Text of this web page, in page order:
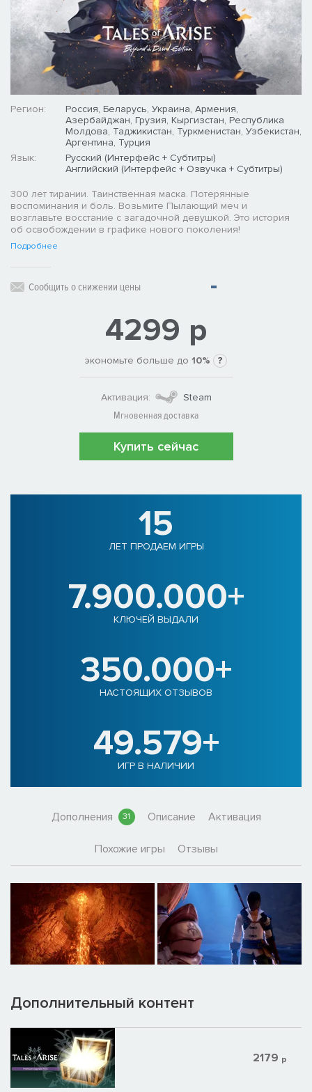
Регион:
Россия, Беларусь, Украина, Армения,
Азербайджан, Грузия, Кыргизстан, Республика
Молдова, Таджикистан, Туркменистан, Узбекистан,
Аргентина, Турция
Язык:
Русский (Интерфейс + Субтитры)
Английский (Интерфейс + Озвучка + Субтитры)
300 лет тирании. Таинственная маска. Потерянные
воспоминания и боль. Возьмите Пылающий меч и
возглавьте восстание с загадочной девушкой. Это история
об освобождении в графике нового поколения!
Подробнее
Сообщить о снижении цены
4299 р
экономьте больше до 10% ?
Активация:
Steam
Мгновенная доставка
Купить сейчас
15
ЛЕТ ПРОДАЕМ ИГРЫ
7.900.000+
КЛЮЧЕЙ ВЫДАЛИ
350.000+
НАСТОЯЩИХ ОТЗЫВОВ
49.579+
ИГР В НАЛИЧИИ
Дополнения 31 Описание Активация
Похожие игры Отзывы
Дополнительный контент
2179 р